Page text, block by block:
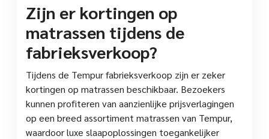
Zijn er kortingen op
matrassen tijdens de
fabrieksverkoop?
Tijdens de Tempur fabrieksverkoop zijn er zeker
kortingen op matrassen beschikbaar. Bezoekers
kunnen profiteren van aanzienlijke prijsverlagingen
op een breed assortiment matrassen van Tempur,
waardoor luxe slaapoplossingen toegankelijker